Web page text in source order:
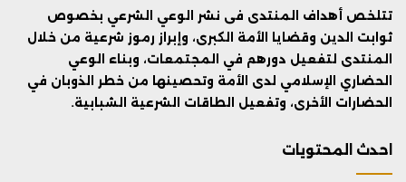
تتلخص أهداف المنتدى فى نشر الوعي الشرعي بخصوص
ثوابت الدين وقضايا الأمة الكبرى، وإبراز رموز شرعية من خلال
المنتدى لتفعيل دورهم في المجتمعات، وبناء الوعي
الحضاري الإسلامي لدى الأمة وتحصينها من خطر الذوبان في
الحضارات الأخرى، وتفعيل الطاقات الشرعية الشبابية.
احدث المحتويات